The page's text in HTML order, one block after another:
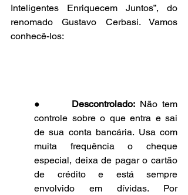
Inteligentes Enriquecem Juntos”, do
renomado Gustavo Cerbasi. Vamos
conhecê-los:
● Descontrolado: Não tem
controle sobre o que entra e sai
de sua conta bancária. Usa com
muita frequência o cheque
especial, deixa de pagar o cartão
de crédito e está sempre
envolvido em dívidas. Por